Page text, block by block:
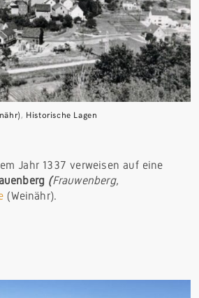
, Historische Lagen
Jahr 1337 verweisen auf eine
(Frauwenberg,
(Weinähr).